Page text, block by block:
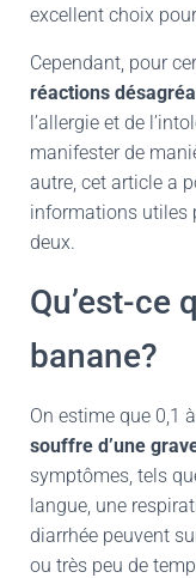
excellent choix
Cependant, pour
réactions
l’allergie et de
manifester de
autre, cet article a
informations utiles
deux.
Qu’est-ce
banane?
On estime que 0,1
souffre d’une
symptômes, tels
langue, une
diarrhée peuvent
ou très peu de